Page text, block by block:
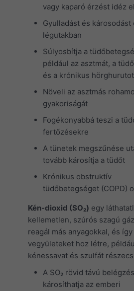
vagy kaparó érzést idéz
Gyulladást és károsodást
légutakban
Súlyosbítja a
például az asztmát, a
és a krónikus hörghurutot
Növeli az asztmás
gyakoriságát
Fogékonyabbá teszi a
fertőzésekre
A tünetek megszűnése
tovább károsítja a tüdőt
Krónikus obstruktív
tüdőbetegséget (COPD)
Kén-dioxid (SO₂) egy
kellemetlen, szúrós szagú
reagál más anyagokkal, és
vegyületeket hoz létre,
kénessavat és szulfát
A SO₂ rövid távú
károsíthatja az emberi